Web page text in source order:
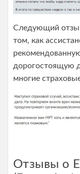
Следующий
том, как
дорогостоящую
многие
Отзывы о